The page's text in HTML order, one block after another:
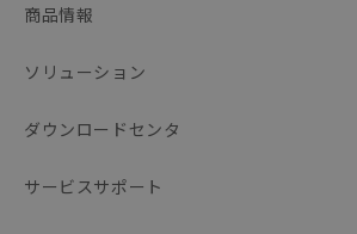
商品情報
ソリューション
ダウンロードセンタ
サービスサポート